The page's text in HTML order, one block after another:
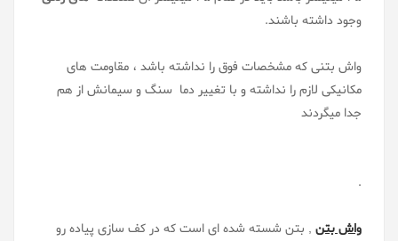
وجود داشته باشند.
واش بتنی که مشخصات فوق را نداشته باشد ، مقاومت های
مکانیکی لازم را نداشته و با تغییر دما سنگ و سیمانش از هم
جدا میگردند
.
واش بتن , بتن شسته شده ای است که در کف سازی پیاده رو